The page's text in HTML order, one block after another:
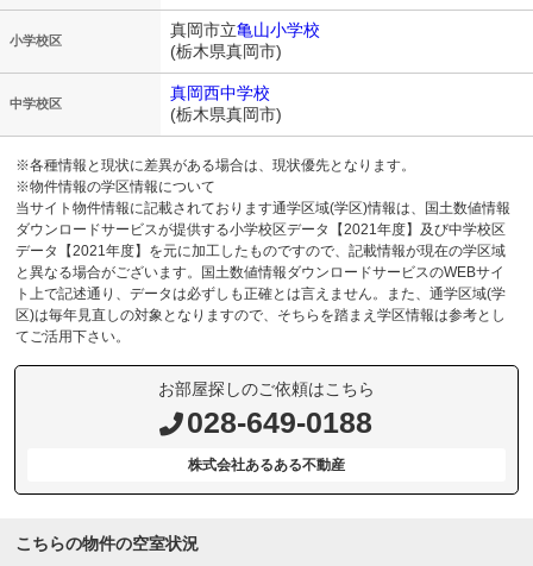
小学校区
真岡市立亀山小学校
(栃木県真岡市)
中学校区
真岡西中学校
(栃木県真岡市)
※各種情報と現状に差異がある場合は、現状優先となります。
※物件情報の学区情報について
当サイト物件情報に記載されております通学区域(学区)情報は、国土数値情報
ダウンロードサービスが提供する小学校区データ【2021年度】及び中学校区
データ【2021年度】を元に加工したものですので、記載情報が現在の学区域
と異なる場合がございます。国土数値情報ダウンロードサービスのWEBサイ
ト上で記述通り、データは必ずしも正確とは言えません。また、通学区域(学
区)は毎年見直しの対象となりますので、そちらを踏まえ学区情報は参考とし
てご活用下さい。
お部屋探しのご依頼はこちら
028-649-0188
株式会社あるある不動産
こちらの物件の空室状況